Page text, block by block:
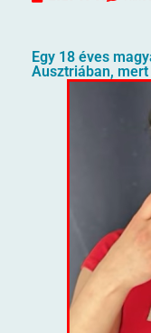
Egy 18 éves
Ausztriában,